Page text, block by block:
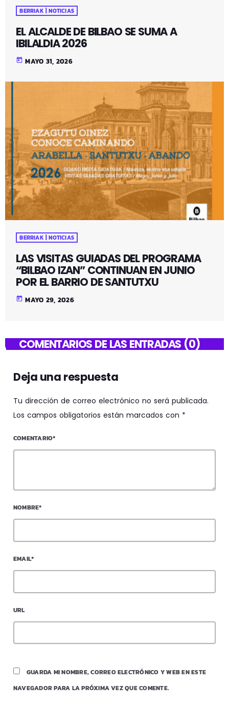
BERRIAK | NOTICIAS
EL ALCALDE DE BILBAO SE SUMA A
IBILALDIA 2026
today MAYO 31, 2026
BERRIAK | NOTICIAS
LAS VISITAS GUIADAS DEL PROGRAMA
“BILBAO IZAN” CONTINUAN EN JUNIO
POR EL BARRIO DE SANTUTXU
today MAYO 29, 2026
COMENTARIOS DE LAS ENTRADAS (0)
Deja una respuesta
Tu dirección de correo electrónico no será publicada.
Los campos obligatorios están marcados con *
COMENTARIO*
NOMBRE*
EMAIL*
URL
GUARDA MI NOMBRE, CORREO ELECTRÓNICO Y WEB EN ESTE
NAVEGADOR PARA LA PRÓXIMA VEZ QUE COMENTE.